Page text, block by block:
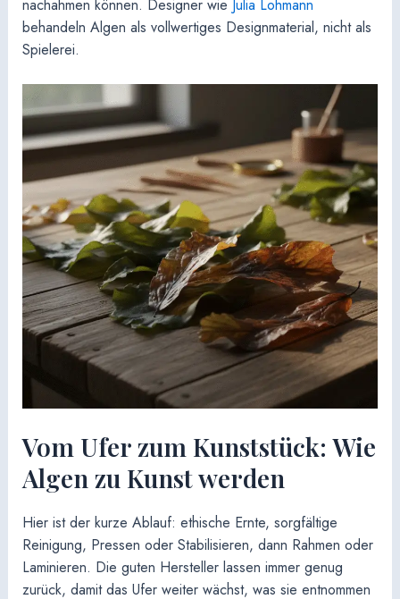
nachahmen können. Designer wie Julia Lohmann
behandeln Algen als vollwertiges Designmaterial, nicht als
Spielerei.
Vom Ufer zum Kunststück: Wie
Algen zu Kunst werden
Hier ist der kurze Ablauf: ethische Ernte, sorgfältige
Reinigung, Pressen oder Stabilisieren, dann Rahmen oder
Laminieren. Die guten Hersteller lassen immer genug
zurück, damit das Ufer weiter wächst, was sie entnommen